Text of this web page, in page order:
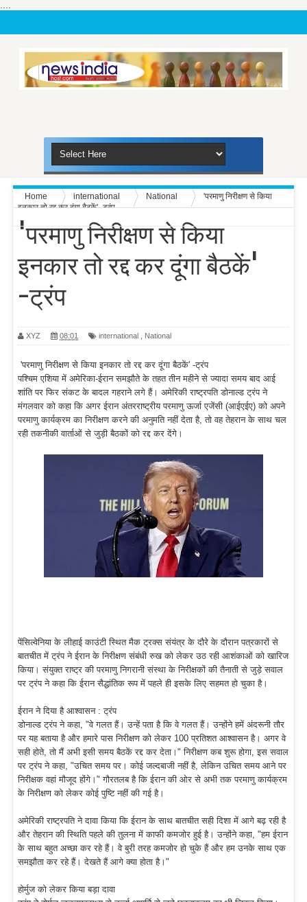
....
Home international National
'परमाणु निरीक्षण से किया
इनकार तो रद्द कर दूंगा बैठकें' -ट्रंप
'परमाणु निरीक्षण से किया
इनकार तो रद्द कर दूंगा बैठकें'
-ट्रंप
XYZ 08:01 international National
'परमाणु निरीक्षण से किया इनकार तो रद्द कर दूंगा बैठकें' -ट्रंप
पश्चिम एशिया में अमेरिका-ईरान समझौते के तहत तीन महीने से ज्यादा समय बाद आई
शांति पर फिर संकट के बादल गहराने लगे हैं। अमेरिकी राष्ट्रपति डोनाल्ड ट्रंप ने
मंगलवार को कहा कि अगर ईरान अंतरराष्ट्रीय परमाणु ऊर्जा एजेंसी (आईएईए) को अपने
परमाणु कार्यक्रम का निरीक्षण करने की अनुमति नहीं देता है, तो वह तेहरान के साथ चल
रही तकनीकी वार्ताओं से जुड़ी बैठकों को रद्द कर देंगे।
पेंसिल्वेनिया के लीहाई काउंटी स्थित मैक ट्रक्स संयंत्र के दौरे के दौरान पत्रकारों से
बातचीत में ट्रंप ने ईरान के निरीक्षण संबंधी रुख को लेकर उठ रही आशंकाओं को खारिज
किया। संयुक्त राष्ट्र की परमाणु निगरानी संस्था के निरीक्षकों की तैनाती से जुड़े सवाल
पर ट्रंप ने कहा कि ईरान सैद्धांतिक रूप में पहले ही इसके लिए सहमत हो चुका है।
ईरान ने दिया है आश्वासन : ट्रंप
डोनाल्ड ट्रंप ने कहा, "वे गलत हैं। उन्हें पता है कि वे गलत हैं। उन्होंने हमें अंदरूनी तौर
पर यह बताया है और हमारे पास निरीक्षण को लेकर 100 प्रतिशत आश्वासन है। अगर वे
सही होते, तो मैं अभी इसी समय बैठकें रद्द कर देता।" निरीक्षण कब शुरू होगा, इस सवाल
पर ट्रंप ने कहा, "उचित समय पर। कोई जल्दबाजी नहीं है, लेकिन उचित समय आने पर
निरीक्षक वहां मौजूद होंगे।" गौरतलब है कि ईरान की ओर से अभी तक परमाणु कार्यक्रम
के निरीक्षण को लेकर कोई पुष्टि नहीं की गई है।
अमेरिकी राष्ट्रपति ने दावा किया कि ईरान के साथ बातचीत सही दिशा में आगे बढ़ रही है
और तेहरान की स्थिति पहले की तुलना में काफी कमजोर हुई है। उन्होंने कहा, "हम ईरान
के साथ बहुत अच्छा कर रहे हैं। वे बुरी तरह कमजोर हो चुके हैं और हम उनके साथ एक
समझौता कर रहे हैं। देखते हैं आगे क्या होता है।"
होर्मुज को लेकर किया बड़ा दावा